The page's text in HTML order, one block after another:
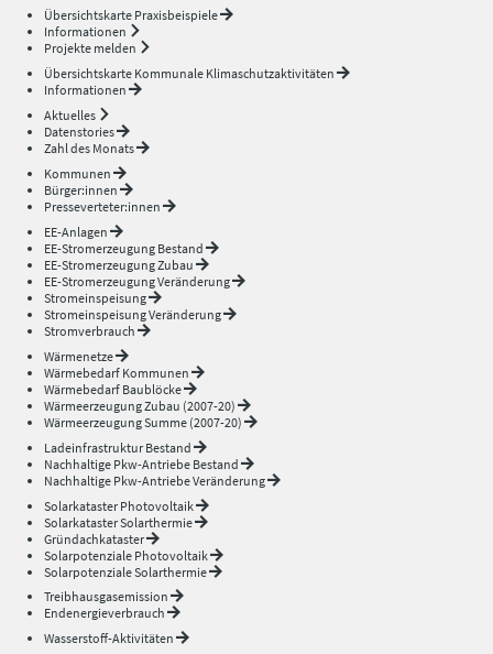
Übersichtskarte Praxisbeispiele
Informationen
Projekte melden
Übersichtskarte Kommunale Klimaschutzaktivitäten
Informationen
Aktuelles
Datenstories
Zahl des Monats
Kommunen
Bürger:innen
Presseverteter:innen
EE-Anlagen
EE-Stromerzeugung Bestand
EE-Stromerzeugung Zubau
EE-Stromerzeugung Veränderung
Stromeinspeisung
Stromeinspeisung Veränderung
Stromverbrauch
Wärmenetze
Wärmebedarf Kommunen
Wärmebedarf Baublöcke
Wärmeerzeugung Zubau (2007-20)
Wärmeerzeugung Summe (2007-20)
Ladeinfrastruktur Bestand
Nachhaltige Pkw-Antriebe Bestand
Nachhaltige Pkw-Antriebe Veränderung
Solarkataster Photovoltaik
Solarkataster Solarthermie
Gründachkataster
Solarpotenziale Photovoltaik
Solarpotenziale Solarthermie
Treibhausgasemission
Endenergieverbrauch
Wasserstoff-Aktivitäten